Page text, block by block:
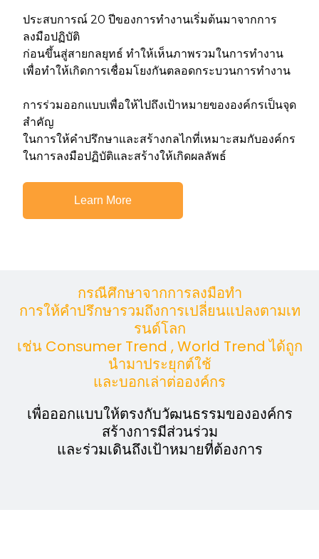
ประสบการณ์ 20 ปีของการทำงานเริ่มต้นมาจากการ
ลงมือปฏิบัติ
ก่อนขึ้นสู่สายกลยุทธ์ ทำให้เห็นภาพรวมในการทำงาน
เพื่อทำให้เกิดการเชื่อมโยงกันตลอดกระบวนการทำงาน
การร่วมออกแบบเพื่อให้ไปถึงเป้าหมายขององค์กรเป็นจุด
สำคัญ
ในการให้คำปรึกษาและสร้างกลไกที่เหมาะสมกับองค์กร
ในการลงมือปฏิบัติและสร้างให้เกิดผลลัพธ์
Learn More
กรณีศึกษาจากการลงมือทำ
การให้คำปรึกษารวมถึงการเปลี่ยนแปลงตามเท
รนด์โลก
เช่น Consumer Trend , World Trend ได้ถูก
นำมาประยุกต์ใช้
และบอกเล่าต่อองค์กร
เพื่อออกแบบให้ตรงกับวัฒนธรรมขององค์กร
สร้างการมีส่วนร่วม
และร่วมเดินถึงเป้าหมายที่ต้องการ